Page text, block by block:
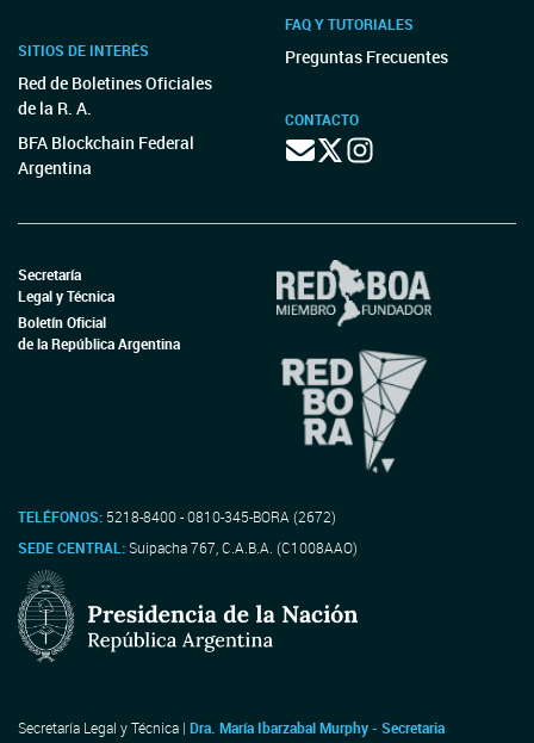
SITIOS DE INTERÉS
Red de Boletines Oficiales
de la R. A.
BFA Blockchain Federal
Argentina
FAQ Y TUTORIALES
Preguntas Frecuentes
CONTACTO
Secretaría
Legal y Técnica
Boletín Oficial
de la República Argentina
TELÉFONOS: 5218-8400 - 0810-345-BORA (2672)
SEDE CENTRAL:Suipacha 767, C.A.B.A. (C1008AAO)
Secretaría Legal y Técnica | Dra. María Ibarzabal Murphy - Secretaria